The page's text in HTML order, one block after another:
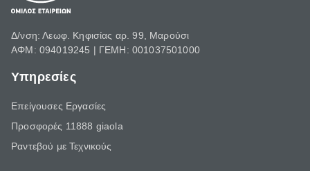
Δ/νση: Λεωφ. Κηφισίας αρ. 99, Μαρούσι
ΑΦΜ: 094019245 | ΓΕΜΗ: 001037501000
Υπηρεσίες
Επείγουσες Εργασίες
Προσφορές 11888 giaola
Ραντεβού με Τεχνικούς